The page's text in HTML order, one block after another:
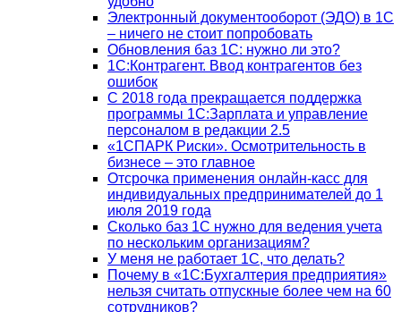
Электронный документооборот (ЭДО) в 1С
– ничего не стоит попробовать
Обновления баз 1С: нужно ли это?
1С:Контрагент. Ввод контрагентов без
ошибок
С 2018 года прекращается поддержка
программы 1С:Зарплата и управление
персоналом в редакции 2.5
«1СПАРК Риски». Осмотрительность в
бизнесе – это главное
Отсрочка применения онлайн-касс для
индивидуальных предпринимателей до 1
июля 2019 года
Сколько баз 1C нужно для ведения учета
по нескольким организациям?
У меня не работает 1С, что делать?
Почему в «1С:Бухгалтерия предприятия»
нельзя считать отпускные более чем на 60
сотрудников?